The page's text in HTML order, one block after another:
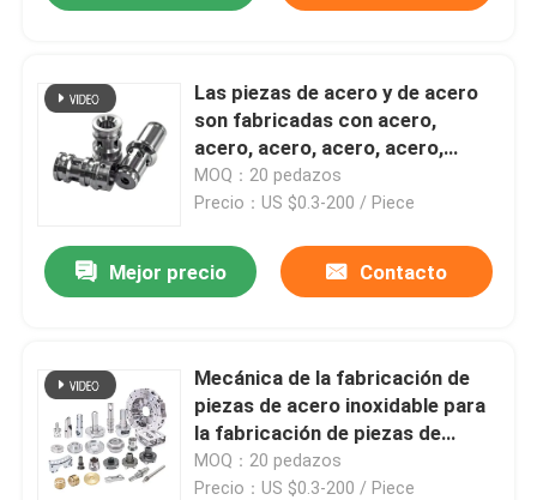
Las piezas de acero y de acero
son fabricadas con acero,
acero, acero, acero, acero,
acero, acero, acero, acero,
acero, acero, acero, acero,
acero, acero, acero, acero,
acero, acero, acero, acero,
acero, acero, acero, acero,
acero, acero, acero, acero,
acero, acero, acero, acero,
acero, acero, acero, acero,
acero, acero, acero, acero,
MOQ：20 pedazos
Precio：US $0.3-200 / Piece
Mejor precio Contacto
Mecánica de la fabricación de
piezas de acero inoxidable para
la fabricación de piezas de
maquinaria
MOQ：20 pedazos
Precio：US $0.3-200 / Piece